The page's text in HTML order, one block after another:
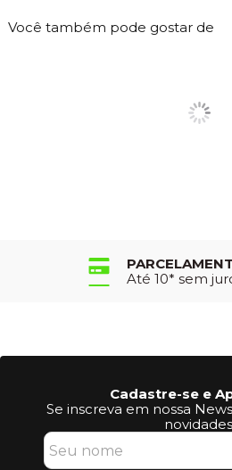
Você também pode gostar de
Até 10* sem
Cadastre-se e
Se inscreva em nossa